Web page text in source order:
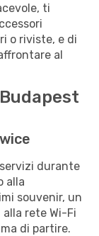
ti
o riviste, e di
al
durante
alla
souvenir, un
rete Wi-Fi
di partire.